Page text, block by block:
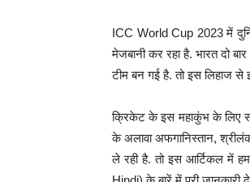
ICC World Cup 2023 में
मेजबानी कर रहा है. भारत दो
टीम बन गई है. तो इस लिहाज से
क्रिकेट के इस महाकुंभ के लिए
के अलावा अफगानिस्तान,
ले रही है. तो इस आर्टिकल में